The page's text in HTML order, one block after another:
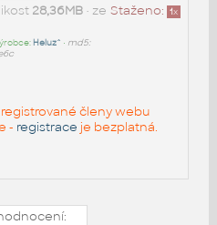
Staženo: 1x
28,36MB• ze
Heluz^ • md5:
členy webu
- registrace je bezplatná.